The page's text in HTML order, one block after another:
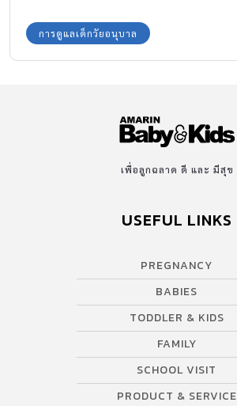
ต่อตาการดูแลเด็กวัยอนุบาล
เพื่อลูกฉลาด ดี และ มีสุข
USEFUL LINKS
PREGNANCY
BABIES
TODDLER & KIDS
FAMILY
SCHOOL VISIT
PRODUCT & SERVICE